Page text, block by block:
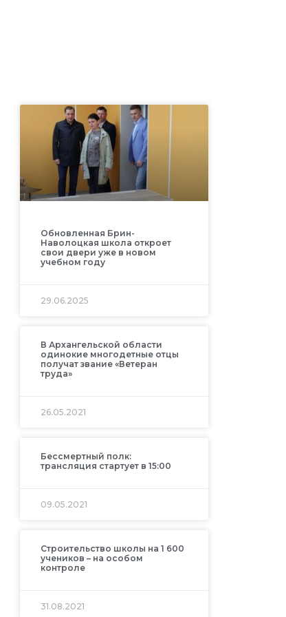
Обновленная Брин-
Наволоцкая школа откроет
свои двери уже в новом
учебном году
29.06.2025
В Архангельской области
одинокие многодетные отцы
получат звание «Ветеран
труда»
26.05.2021
Бессмертный полк:
трансляция стартует в 15:00
09.05.2021
Строительство школы на 1 600
учеников – на особом
контроле
31.08.2021